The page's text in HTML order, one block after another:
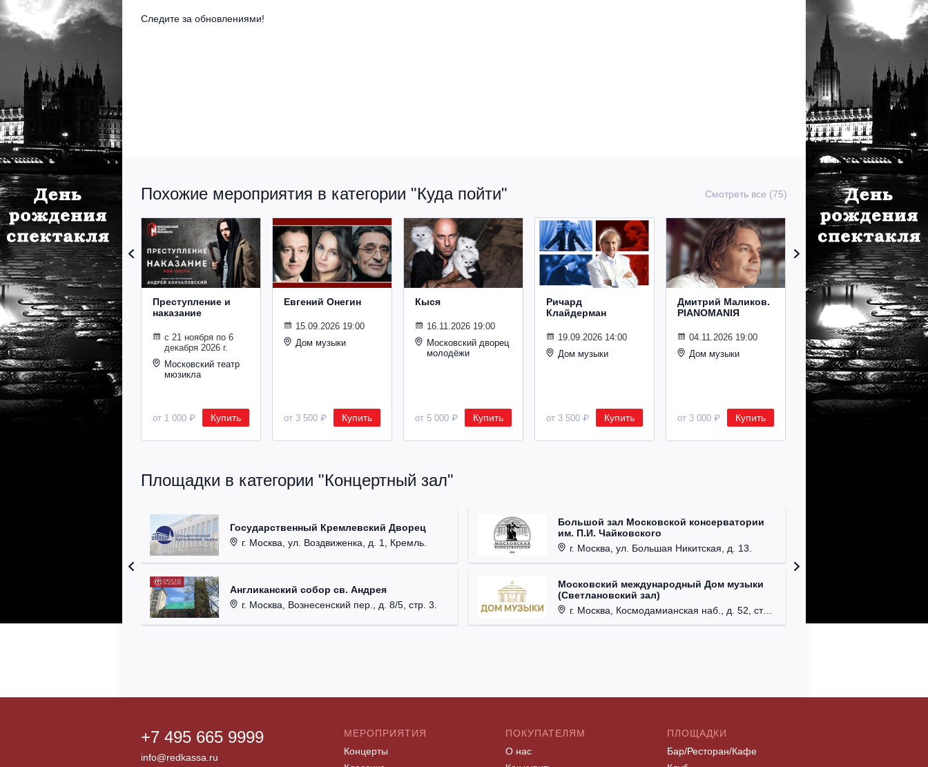
Следите за обновлениями!
Похожие мероприятия в категории "Куда пойти" Смотреть все (75)
Преступление и
наказание
с 21 ноября по 6
декабря 2026 г.
Московский театр
мюзикла
от 1 000 ₽ Купить
Евгений Онегин
15.09.2026 19:00
Дом музыки
от 3 500 ₽ Купить
Кыся
16.11.2026 19:00
Московский дворец
молодёжи
от 5 000 ₽ Купить
Ричард
Клайдерман
19.09.2026 14:00
Дом музыки
от 3 500 ₽ Купить
Дмитрий Маликов.
PIANOMANIЯ
04.11.2026 19:00
Дом музыки
от 3 000 ₽ Купить
Рождественский
концерт
Владимира
Спивакова
24.12.2026 19:00
Дом музыки
Площадки в категории "Концертный зал"
Государственный Кремлевский Дворец
г. Москва, ул. Воздвиженка, д. 1, Кремль.
Англиканский собор св. Андрея
г. Москва, Вознесенский пер., д. 8/5, стр. 3.
Большой зал Московской консерватории
им. П.И. Чайковского
г. Москва, ул. Большая Никитская, д. 13.
Московский международный Дом музыки
(Светлановский зал)
г. Москва, Космодамианская наб., д. 52, стр. 8.
+7 495 665 9999
info@redkassa.ru
МЕРОПРИЯТИЯ
Концерты
ПОКУПАТЕЛЯМ
О нас
ПЛОЩАДКИ
Бар/Ресторан/Кафе